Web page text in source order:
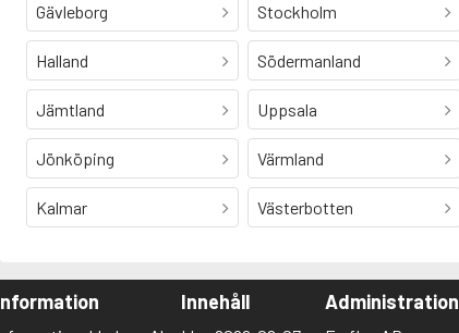
Gävleborg
Halland
Jämtland
Jönköping
Kalmar
Stockholm
Södermanland
Uppsala
Värmland
Västerbotten
Innehåll Administration